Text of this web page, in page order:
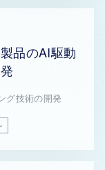
品のAI駆動
グ技術の開発